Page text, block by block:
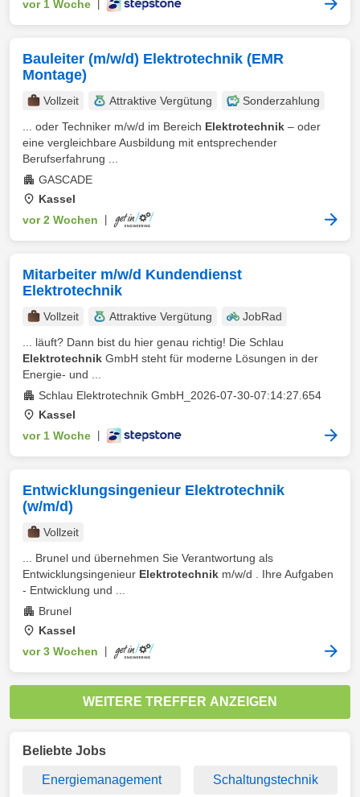
vor 1 Woche
Bauleiter (m/w/d) Elektrotechnik (EMR
Montage)
Vollzeit Attraktive Vergütung
Sonderzahlung
... oder Techniker m/w/d im Bereich Elektrotechnik – oder
eine vergleichbare Ausbildung mit entsprechender
Berufserfahrung ...
GASCADE
Kassel
vor 2 Wochen
Mitarbeiter m/w/d Kundendienst
Elektrotechnik
Vollzeit Attraktive Vergütung
JobRad
... läuft? Dann bist du hier genau richtig! Die Schlau
Elektrotechnik GmbH steht für moderne Lösungen in der
Energie- und ...
Schlau Elektrotechnik GmbH_2026-07-30-07:14:27.654
Kassel
vor 1 Woche
Entwicklungsingenieur Elektrotechnik
(w/m/d)
Vollzeit
... Brunel und übernehmen Sie Verantwortung als
Entwicklungsingenieur Elektrotechnik m/w/d . Ihre Aufgaben
- Entwicklung und ...
Brunel
Kassel
vor 3 Wochen
WEITERE TREFFER ANZEIGEN
Beliebte Jobs
Energiemanagement Schaltungstechnik